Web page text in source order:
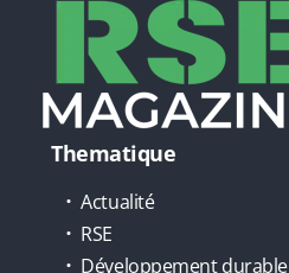
Thematique
Actualité
RSE
Développement durable